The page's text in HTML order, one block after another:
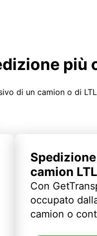
più
di un camion o di
camion LTL
Con
occupato
camion o